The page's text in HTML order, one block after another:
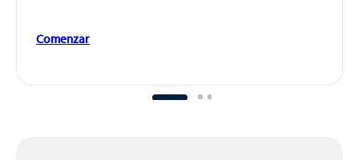
Comenzar